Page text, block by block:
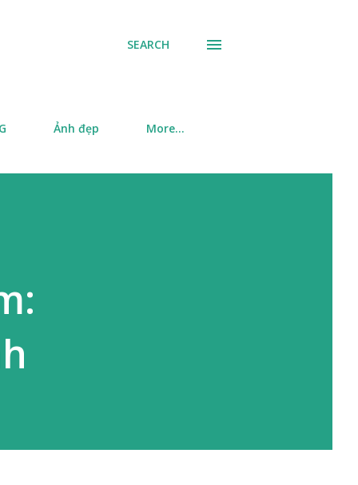
SEARCH
Ảnh đẹp More…